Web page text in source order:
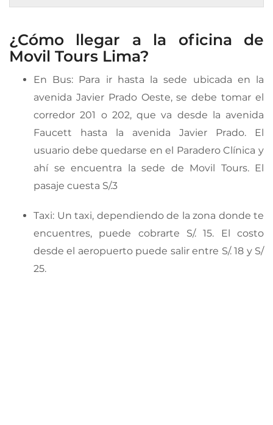
¿Cómo llegar a la oficina de
Movil Tours Lima?
En Bus: Para ir hasta la sede ubicada en la
avenida Javier Prado Oeste, se debe tomar el
corredor 201 o 202, que va desde la avenida
Faucett hasta la avenida Javier Prado. El
usuario debe quedarse en el Paradero Clínica y
ahí se encuentra la sede de Movil Tours. El
pasaje cuesta S/.3
Taxi: Un taxi, dependiendo de la zona donde te
encuentres, puede cobrarte S/. 15. El costo
desde el aeropuerto puede salir entre S/. 18 y S/
25.